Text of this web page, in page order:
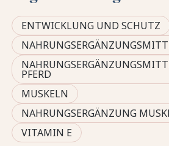
ENTWICKLUNG UND SCHUTZ
PFERD
MUSKELN
NAHRUNGSERGÄNZUNG
VITAMIN E